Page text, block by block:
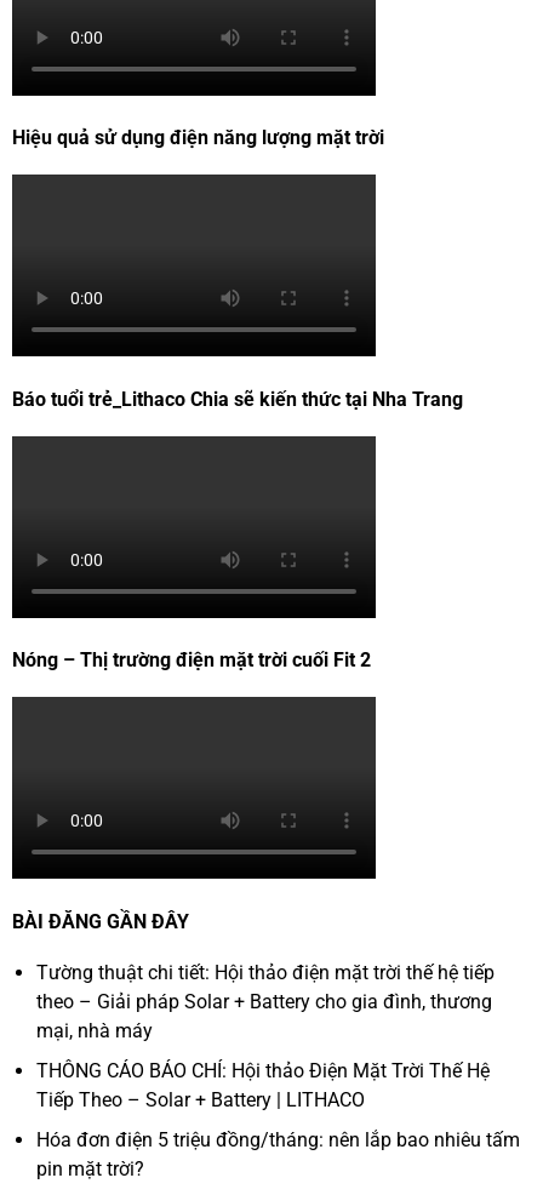
Hiệu quả sử dụng điện năng lượng mặt trời
Báo tuổi trẻ_Lithaco Chia sẽ kiến thức tại Nha Trang
Nóng – Thị trường điện mặt trời cuối Fit 2
BÀI ĐĂNG GẦN ĐÂY
Tường thuật chi tiết: Hội thảo điện mặt trời thế hệ tiếp
theo – Giải pháp Solar + Battery cho gia đình, thương
mại, nhà máy
THÔNG CÁO BÁO CHÍ: Hội thảo Điện Mặt Trời Thế Hệ
Tiếp Theo – Solar + Battery | LITHACO
Hóa đơn điện 5 triệu đồng/tháng: nên lắp bao nhiêu tấm
pin mặt trời?